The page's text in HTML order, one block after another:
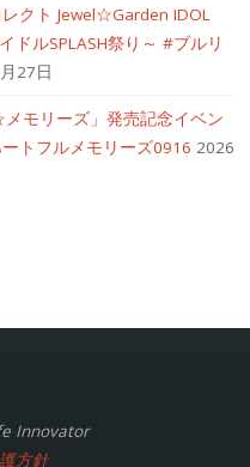
レクト Jewel☆Garden IDOL
ドルSPLASH祭り～ #ブルリ
27日
モリーズ」発売記念イベン
トフルメモリーズ0916 2026
Innovator
方針